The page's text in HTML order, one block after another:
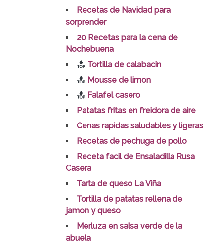
Recetas de Navidad para
sorprender
20 Recetas para la cena de
Nochebuena
Tortilla de calabacin
Mousse de limon
Falafel casero
Patatas fritas en freidora de aire
Cenas rapidas saludables y ligeras
Recetas de pechuga de pollo
Receta facil de Ensaladilla Rusa
Casera
Tarta de queso La Viña
Tortilla de patatas rellena de
jamon y queso
Merluza en salsa verde de la
abuela